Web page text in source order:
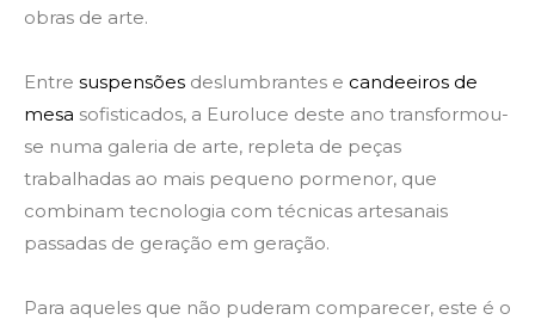
obras de arte.
Entre suspensões deslumbrantes e candeeiros de
mesa sofisticados, a Euroluce deste ano transformou-
se numa galeria de arte, repleta de peças
trabalhadas ao mais pequeno pormenor, que
combinam tecnologia com técnicas artesanais
passadas de geração em geração.
Para aqueles que não puderam comparecer, este é o